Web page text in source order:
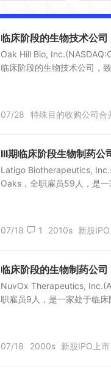
临床阶段的生物技术公
Oak Hill Bio,
临床阶段的生物技术公司，
07/28 特殊目的收购公司合
III期临床阶段生物制药
Latigo Biotherapeutics,
Oaks，全职雇员59人，是
07/18 1 2010s 新股
临床阶段的生物制药公
NuvOx Therapeutics,
职雇员9人，是一家处于临
07/18 2000s 新股IPO上市